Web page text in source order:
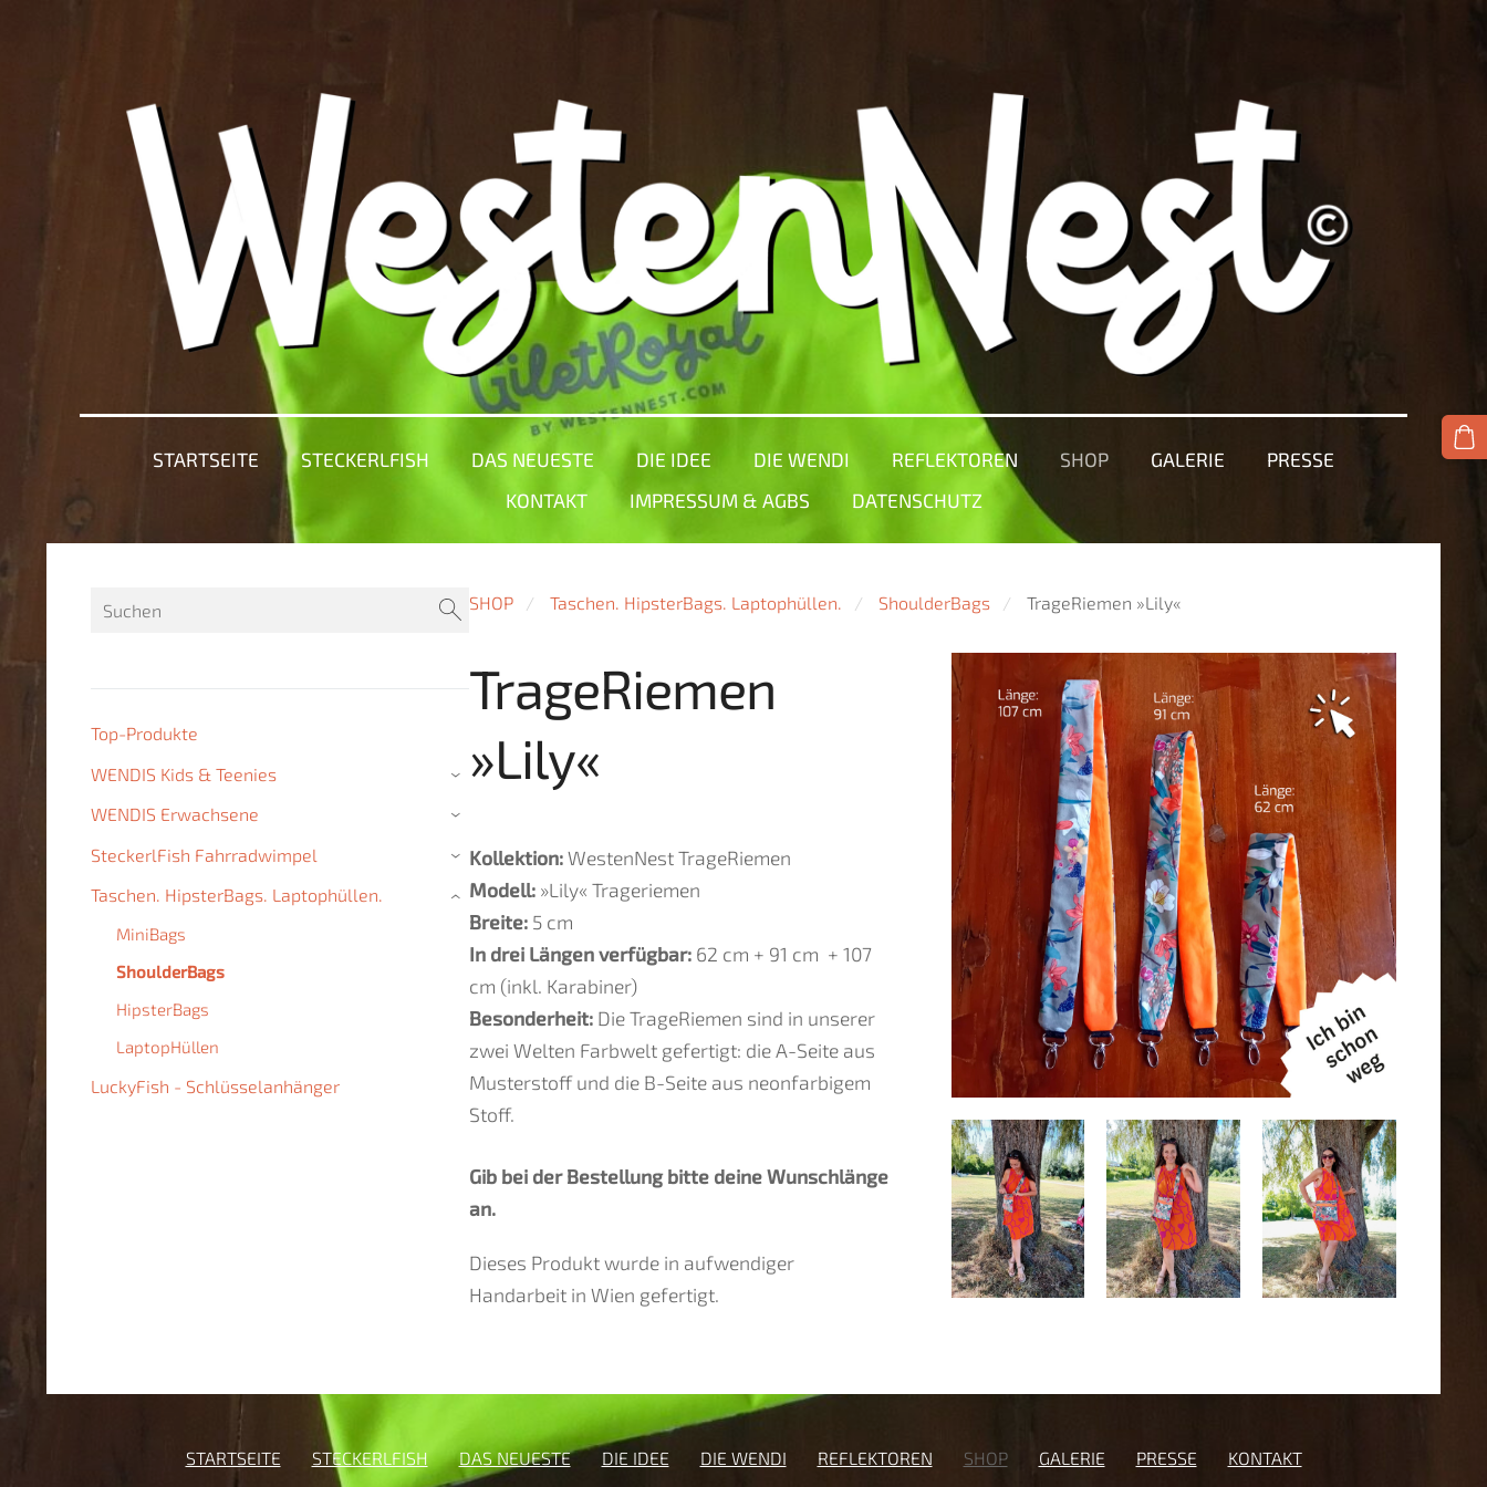
STARTSEITE STECKERLFISH DAS NEUESTE DIE IDEE DIE WENDI REFLEKTOREN SHOP GALERIE
PRESSE
KONTAKT
IMPRESSUM & AGBS DATENSCHUTZ
Top-Produkte
WENDIS Kids & Teenies
›
WENDIS Erwachsene ›
SteckerlFish Fahrradwimpel ›
Taschen. HipsterBags. Laptophüllen.
MiniBags
ShoulderBags
HipsterBags
LaptopHüllen
›
LuckyFish - Schlüsselanhänger
SHOP Taschen. HipsterBags. Laptophüllen. ShoulderBags TrageRiemen »Lily«
TrageRiemen
»Lily«
Kollektion:WestenNest TrageRiemen
Modell: »Lily« Trageriemen
Breite: 5 cm
In drei Längen verfügbar: 62 cm + 91 cm + 107
cm (inkl. Karabiner)
Besonderheit: Die TrageRiemen sind in unserer
zwei Welten Farbwelt gefertigt: die A-Seite aus
Musterstoff und die B-Seite aus neonfarbigem
Stoff.
Gib bei der Bestellung bitte deine Wunschlänge
an.
Dieses Produkt wurde in aufwendiger
Handarbeit in Wien gefertigt.
STARTSEITE STECKERLFISH DAS NEUESTE DIE IDEE DIE WENDI REFLEKTOREN SHOP GALERIE PRESSE KONTAKT